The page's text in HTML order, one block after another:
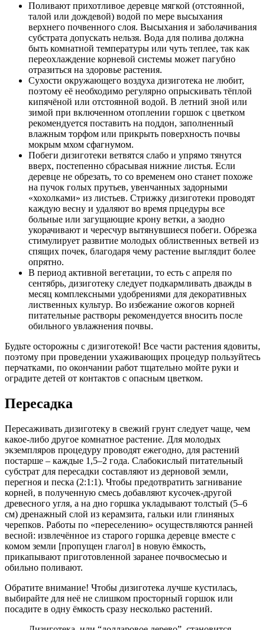
Поливают прихотливое деревце мягкой (отстоянной,
талой или дождевой) водой по мере высыхания
верхнего почвенного слоя. Высыхания и заболачивания
субстрата допускать нельзя. Вода для полива должна
быть комнатной температуры или чуть теплее, так как
переохлаждение корневой системы может пагубно
отразиться на здоровье растения.
Сухости окружающего воздуха дизиготека не любит,
поэтому её необходимо регулярно опрыскивать тёплой
кипячёной или отстоянной водой. В летний зной или
зимой при включенном отоплении горшок с цветком
рекомендуется поставить на поддон, заполненный
влажным торфом или прикрыть поверхность почвы
мокрым мхом сфагнумом.
Побеги дизиготеки ветвятся слабо и упрямо тянутся
вверх, постепенно сбрасывая нижние листья. Если
деревце не обрезать, то со временем оно станет похоже
на пучок голых прутьев, увенчанных задорными
«хохолками» из листьев. Стрижку дизиготеки проводят
каждую весну и удаляют во время прцедуры все
больные или загущающие крону ветки, а заодно
укорачивают и чересчур вытянувшиеся побеги. Обрезка
стимулирует развитие молодых облиственных ветвей из
спящих почек, благодаря чему растение выглядит более
опрятно.
В период активной вегетации, то есть с апреля по
сентябрь, дизиготеку следует подкармливать дважды в
месяц комплексными удобрениями для декоративных
лиственных культур. Во избежание ожогов корней
питательные растворы рекомендуется вносить после
обильного увлажнения почвы.
Будьте осторожны с дизиготекой! Все части растения ядовиты,
поэтому при проведении ухаживающих процедур пользуйтесь
перчатками, по окончании работ тщательно мойте руки и
оградите детей от контактов с опасным цветком.
Пересадка
Пересаживать дизиготеку в свежий грунт следует чаще, чем
какое-либо другое комнатное растение. Для молодых
экземпляров процедуру проводят ежегодно, для растений
постарше – каждые 1,5–2 года. Слабокислый питательный
субстрат для пересадки составляют из дерновой земли,
перегноя и песка (2:1:1). Чтобы предотвратить загнивание
корней, в полученную смесь добавляют кусочек-другой
древесного угля, а на дно горшка укладывают толстый (5–6
см) дренажный слой из керамзита, гальки или глиняных
черепков. Работы по «переселению» осуществляются ранней
весной: извлечённое из старого горшка деревце вместе с
комом земли [пропущен глагол] в новую ёмкость,
прикапывают приготовленной заранее почвосмесью и
обильно поливают.
Обратите внимание! Чтобы дизиготека лучше кустилась,
выбирайте для неё не слишком просторный горшок или
посадите в одну ёмкость сразу несколько растений.